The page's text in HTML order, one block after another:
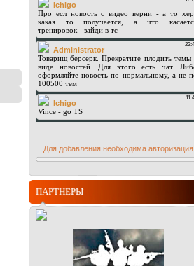
Для добавления необходима авторизация
ПАРТНЕРЫ